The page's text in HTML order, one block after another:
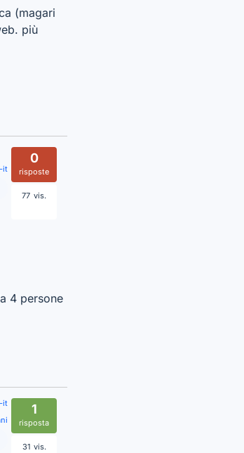
(magari
più
0
risposte
77 vis.
it
4 persone
1
risposta
31 vis.
it